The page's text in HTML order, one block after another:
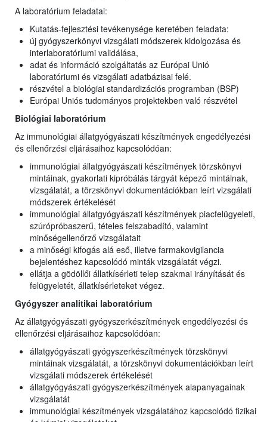
A laboratórium feladatai:
Kutatás-fejlesztési tevékenysége keretében feladata:
új gyógyszerkönyvi vizsgálati módszerek kidolgozása és
interlaboratóriumi validálása,
adat és információ szolgáltatás az Európai Unió
laboratóriumi és vizsgálati adatbázisai felé.
részvétel a biológiai standardizációs programban (BSP)
Európai Uniós tudományos projektekben való részvétel
Biológiai laboratórium
Az immunológiai állatgyógyászati készítmények engedélyezési
és ellenőrzési eljárásaihoz kapcsolódóan:
immunológiai állatgyógyászati készítmények törzskönyvi
mintáinak, gyakorlati kipróbálás tárgyát képező mintáinak,
vizsgálatát, a törzskönyvi dokumentációkban leírt vizsgálati
módszerek értékelését
immunológiai állatgyógyászati készítmények piacfelügyeleti,
szúrópróbaszerű, tételes felszabadító, valamint
minőségellenőrző vizsgálatait
a minőségi kifogás alá eső, illetve farmakovigilancia
bejelentéshez kapcsolódó minták vizsgálatát végzi.
ellátja a gödöllői állatkísérleti telep szakmai irányítását és
felügyeletét, állatkísérleteket végez.
Gyógyszer analitikai laboratórium
Az állatgyógyászati gyógyszerkészítmények engedélyezési és
ellenőrzési eljárásaihoz kapcsolódóan:
állatgyógyászati gyógyszerkészítmények törzskönyvi
mintáinak vizsgálatát, a törzskönyvi dokumentációkban leírt
vizsgálati módszerek értékelését
állatgyógyászati gyógyszerkészítmények alapanyagainak
vizsgálatát
immunológiai készítmények vizsgálatához kapcsolódó fizikai